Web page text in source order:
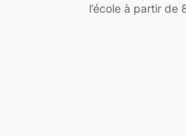
l’école à partir de